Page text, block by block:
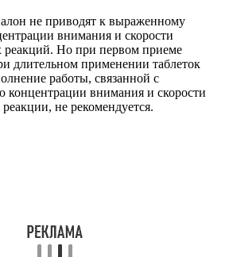
не приводят к выраженному
внимания и скорости
реакций. Но при первом приеме
длительном применении таблеток
работы, связанной с
концентрации внимания и скорости
не рекомендуется.